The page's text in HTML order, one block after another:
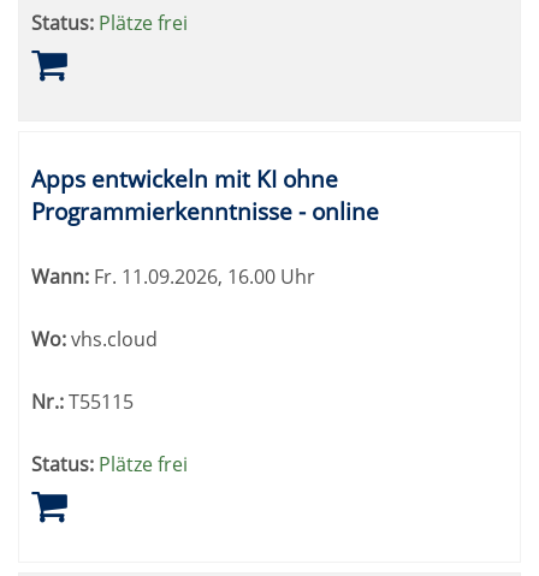
Status: Plätze frei
Apps entwickeln mit KI ohne
Programmierkenntnisse - online
Wann: Fr. 11.09.2026, 16.00 Uhr
Wo:vhs.cloud
Nr.:T55115
Status: Plätze frei